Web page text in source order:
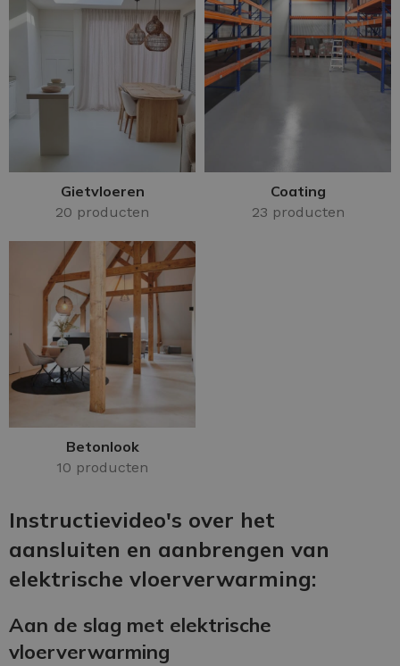
Gietvloeren
20 producten
Coating
23 producten
Betonlook
10 producten
Instructievideo's over het
aansluiten en aanbrengen van
elektrische vloerverwarming:
Aan de slag met elektrische
vloerverwarming